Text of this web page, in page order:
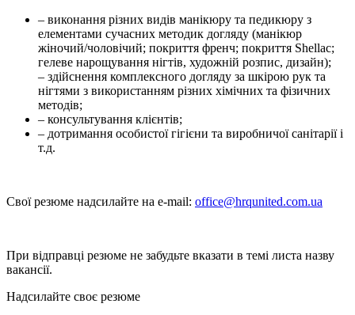
– виконання різних видів манікюру та педикюру з
елементами сучасних методик догляду (манікюр
жіночий/чоловічий; покриття френч; покриття Shellac;
гелеве нарощування нігтів, художній розпис, дизайн);
– здійснення комплексного догляду за шкірою рук та
нігтями з використанням різних хімічних та фізичних
методів;
– консультування клієнтів;
– дотримання особистої гігієни та виробничої санітарії і
т.д.
Свої резюме надсилайте на e-mail: office@hrqunited.com.ua
При відправці резюме не забудьте вказати в темі листа назву
вакансії.
Надсилайте своє резюме